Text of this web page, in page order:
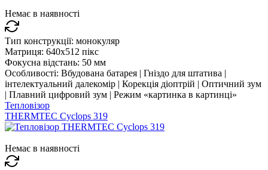
Немає в наявності
Тип конструкції: монокуляр
Матриця: 640x512 пікс
Фокусна відстань: 50 мм
Особливості: Вбудована батарея | Гніздо для штатива |
інтелектуальний далекомір | Корекція діоптрій | Оптичний зум
| Плавний цифровий зум | Режим «картинка в картинці»
Тепловізор
THERMTEC Cyclops 319
Немає в наявності